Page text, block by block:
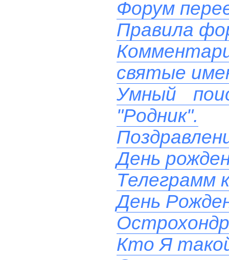
Форум
Правила
святые
Умный
"Родник".
День
Телеграмм
День
Кто Я